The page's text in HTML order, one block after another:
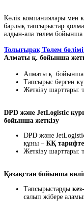
Көлік компаниялары мен
барлық тапсырыстар
алдын-ала төлем бойынша
Толығырақ Төлем
Алматы қ. бойынша
Алматы қ. бойынша
Тапсырыс берген
Жеткізу шарттары:
DPD және JetLogistic
бойынша жеткізу
DPD және
құны – КҚ
Жеткізу шарттары:
Қазақстан бойынша
Тапсырыстарды
салып жібере